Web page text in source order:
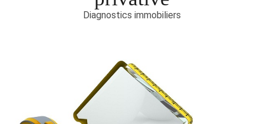
Diagnostics immobiliers